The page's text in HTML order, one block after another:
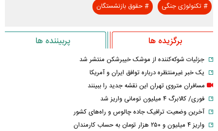
#تکنولوژی جنگی #حقوق بازنشستگان
برگزیده ها پربیننده ها
جزئیات شوکه‌کننده از موشک خیبرشکن منتشر شد
یک خبر غیرمنتظره درباره توافق ایران و آمریکا
مسافران متروی تهران این نقشه جدید را ببینند
فوری/ کالابرگ ۴ میلیون تومانی واریز شد
آخرین وضعیت ترافیک جاده چالوس و راه‌های کشور
واریز ۴ میلیون و ۲۵۰ هزار تومان به حساب کارمندان